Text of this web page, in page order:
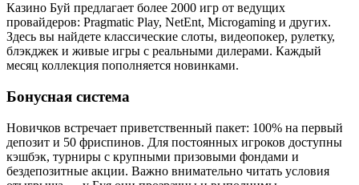
Казино Буй предлагает более 2000 игр от ведущих
провайдеров: Pragmatic Play, NetEnt, Microgaming и других.
Здесь вы найдете классические слоты, видеопокер, рулетку,
блэкджек и живые игры с реальными дилерами. Каждый
месяц коллекция пополняется новинками.
Бонусная система
Новичков встречает приветственный пакет: 100% на первый
депозит и 50 фриспинов. Для постоянных игроков доступны
кэшбэк, турниры с крупными призовыми фондами и
бездепозитные акции. Важно внимательно читать условия